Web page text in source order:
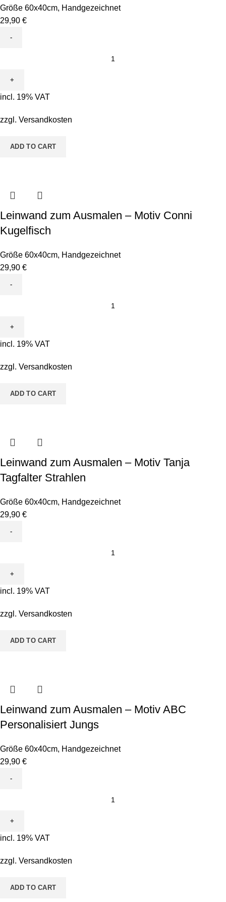
Größe 60x40cm, Handgezeichnet
29,90 €
Ausmalen
-
Flora
quantity
incl. 19% VAT
zzgl. Versandkosten
ADD TO CART
Leinwand zum Ausmalen – Motiv Conni
Kugelfisch
Größe 60x40cm, Handgezeichnet
29,90 €
Ausmalen
-
Conni
quantity
incl. 19% VAT
zzgl. Versandkosten
ADD TO CART
Leinwand zum Ausmalen – Motiv Tanja
Tagfalter Strahlen
Größe 60x40cm, Handgezeichnet
29,90 €
Ausmalen
-
Tanja
Strahlen
incl. 19% VAT
zzgl. Versandkosten
ADD TO CART
Leinwand zum Ausmalen – Motiv ABC
Personalisiert Jungs
Größe 60x40cm, Handgezeichnet
29,90 €
Ausmalen
-
ABC
Jungs
incl. 19% VAT
zzgl. Versandkosten
ADD TO CART